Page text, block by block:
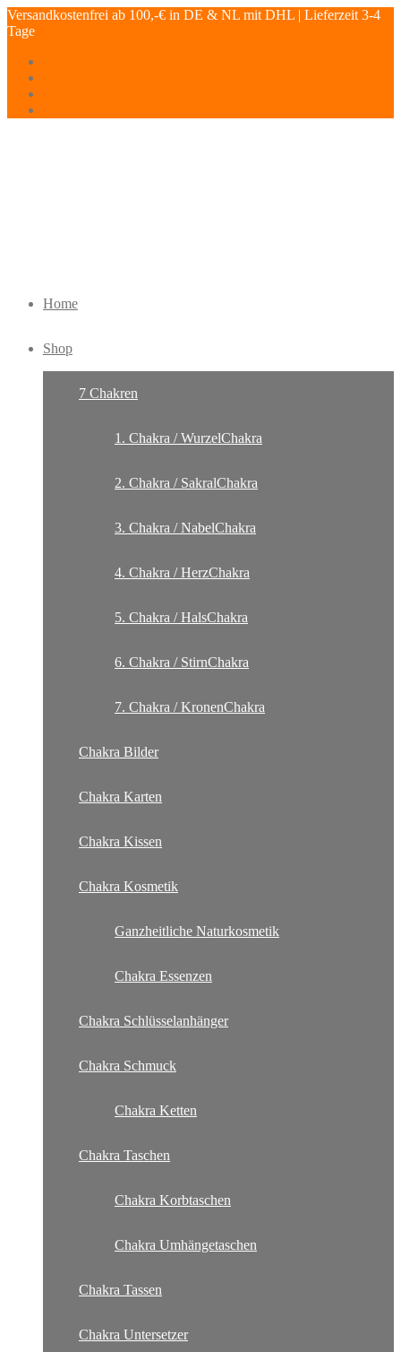
Versandkostenfrei ab 100,-€ in DE & NL mit DHL | Lieferzeit 3-4
Tage
Home
Shop
7 Chakren
1. Chakra / WurzelChakra
2. Chakra / SakralChakra
3. Chakra / NabelChakra
4. Chakra / HerzChakra
5. Chakra / HalsChakra
6. Chakra / StirnChakra
7. Chakra / KronenChakra
Chakra Bilder
Chakra Karten
Chakra Kissen
Chakra Kosmetik
Ganzheitliche Naturkosmetik
Chakra Essenzen
Chakra Schlüsselanhänger
Chakra Schmuck
Chakra Ketten
Chakra Taschen
Chakra Korbtaschen
Chakra Umhängetaschen
Chakra Tassen
Chakra Untersetzer